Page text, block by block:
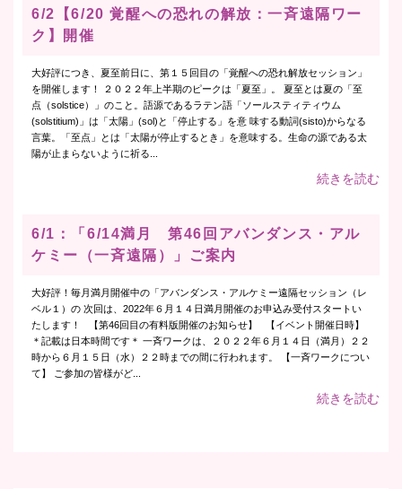
6/2【6/20 覚醒への恐れの解放：一斉遠隔ワー
ク】開催
大好評につき、夏至前日に、第１５回目の「覚醒への恐れ解放セッション」
を開催します！ ２０２２年上半期のピークは「夏至」。 夏至とは夏の「至
点（solstice）」のこと。語源であるラテン語「ソールスティティウム
(solstitium)」は「太陽」(sol)と「停止する」を意 味する動詞(sisto)からなる
言葉。「至点」とは「太陽が停止するとき」を意味する。生命の源である太
陽が止まらないように祈る...
続きを読む
6/1：「6/14満月 第46回アバンダンス・アル
ケミー（一斉遠隔）」ご案内
大好評！毎月満月開催中の「アバンダンス・アルケミー遠隔セッション（レ
ベル１）の 次回は、2022年６月１４日満月開催のお申込み受付スタートい
たします！ 【第46回目の有料版開催のお知らせ】 【イベント開催日時】
＊記載は日本時間です＊ 一斉ワークは、２０２２年６月１４日（満月）２２
時から６月１５日（水）２２時までの間に行われます。 【一斉ワークについ
て】 ご参加の皆様がど...
続きを読む